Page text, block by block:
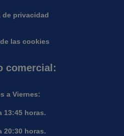
de privacidad
las cookies
comercial:
a Viernes:
13:45 horas.
20:30 horas.